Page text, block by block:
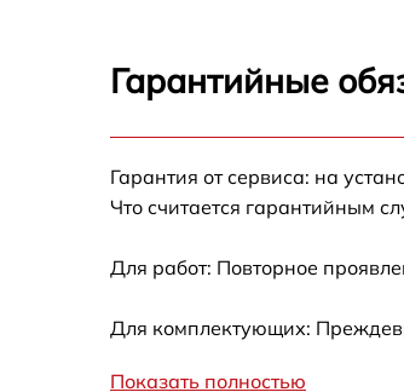
Замена USB порта Umidigi
Замена кнопки включения
Ремонт камеры Umidigi Z2
Гарантийные
Гарантия от сервиса: на
Что считается гарантийным
Для работ: Повторное
Для комплектующих:
Показать полностью